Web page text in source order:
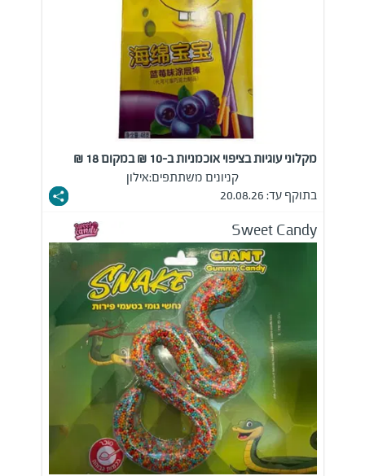
מקלוני עוגיות בציפוי אוכמניות ב-10 ₪ במקום 18 ₪
קניונים משתתפים:אילון
בתוקף עד: 20.08.26
Sweet Candy